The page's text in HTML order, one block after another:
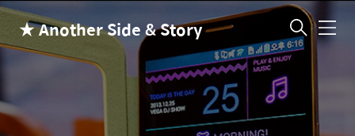
★ Another Side & Story 메
뉴